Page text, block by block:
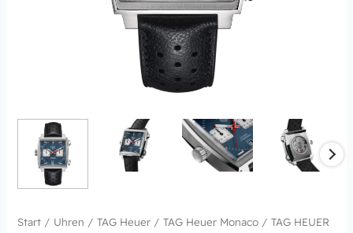
Start / Uhren /TAG Heuer /TAG Heuer Monaco / TAG HEUER